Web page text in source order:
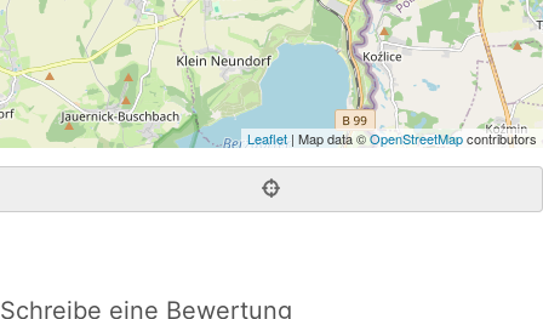
Leaflet| Map data ©OpenStreetMapcontributors
Schreibe eine Bewertung